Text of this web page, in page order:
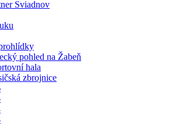
Sviadnov
pohled na Žabeň
hala
zbrojnice